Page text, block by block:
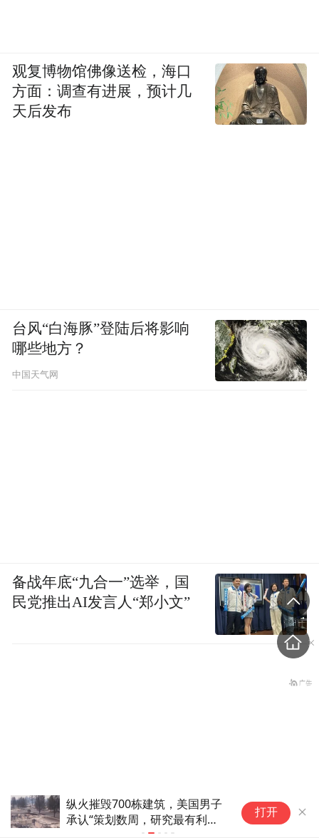
为什么广汽要如此高规格做好拥
军服务？这个活动给出了答案
打开
观复博物馆佛像送检，海口
方面：调查有进展，预计几
天后发布
台风“白海豚”登陆后将影响
哪些地方？
中国天气网
备战年底“九合一”选举，国
民党推出AI发言人“郑小文”